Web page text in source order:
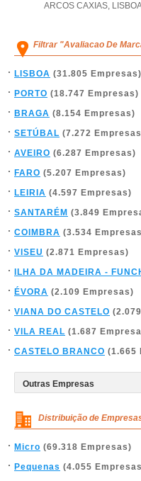
ARCOS CAXIAS,
Filtrar "Avaliacao De
LISBOA (31.805 Empresas)
PORTO (18.747 Empresas)
BRAGA (8.154 Empresas)
SETÚBAL (7.272
AVEIRO (6.287 Empresas)
FARO (5.207 Empresas)
LEIRIA (4.597 Empresas)
SANTARÉM (3.849
COIMBRA (3.534
VISEU (2.871 Empresas)
ILHA DA MADEIRA -
ÉVORA (2.109 Empresas)
VIANA DO CASTELO
VILA REAL (1.687
CASTELO BRANCO (1.665
Distribuição de
Micro (69.318 Empresas)
Pequenas (4.055